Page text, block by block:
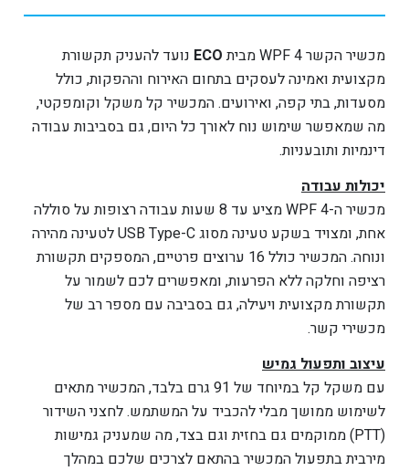
מכשיר הקשר WPF 4 מבית ECO נועד להעניק תקשורת
מקצועית ואמינה לעסקים בתחום האירוח וההפקות, כולל
מסעדות, בתי קפה, ואירועים. המכשיר קל משקל וקומפקטי,
מה שמאפשר שימוש נוח לאורך כל היום, גם בסביבות עבודה
דינמיות ותובעניות.
יכולות עבודה
מכשיר ה-WPF 4 מציע עד 8 שעות עבודה רצופות על סוללה
אחת, ומצויד בשקע טעינה מסוג USB Type-C לטעינה מהירה
ונוחה. המכשיר כולל 16 ערוצים פרטיים, המספקים תקשורת
רציפה וחלקה ללא הפרעות, ומאפשרים לכם לשמור על
תקשורת מקצועית ויעילה, גם בסביבה עם מספר רב של
מכשירי קשר.
עיצוב ותפעול גמיש
עם משקל קל במיוחד של 91 גרם בלבד, המכשיר מתאים
לשימוש ממושך מבלי להכביד על המשתמש. לחצני השידור
(PTT) ממוקמים גם בחזית וגם בצד, מה שמעניק גמישות
מירבית בתפעול המכשיר בהתאם לצרכים שלכם במהלך